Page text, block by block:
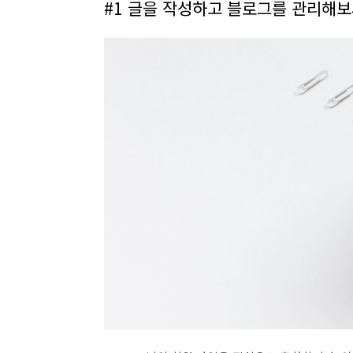
#1 글을 작성하고 블로그를 관리해